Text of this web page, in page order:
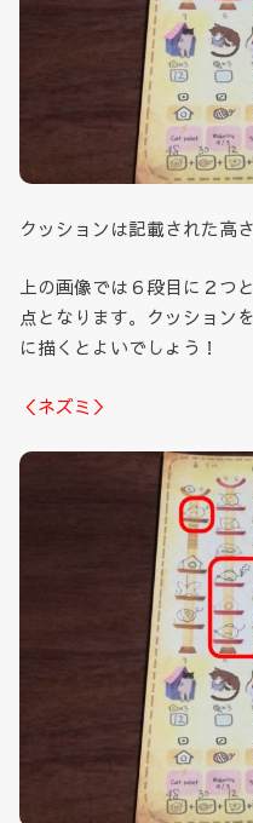
クッションは記載された高
上の画像では６段目に２つ
点となります。クッション
に描くとよいでしょう！
＜ネズミ＞